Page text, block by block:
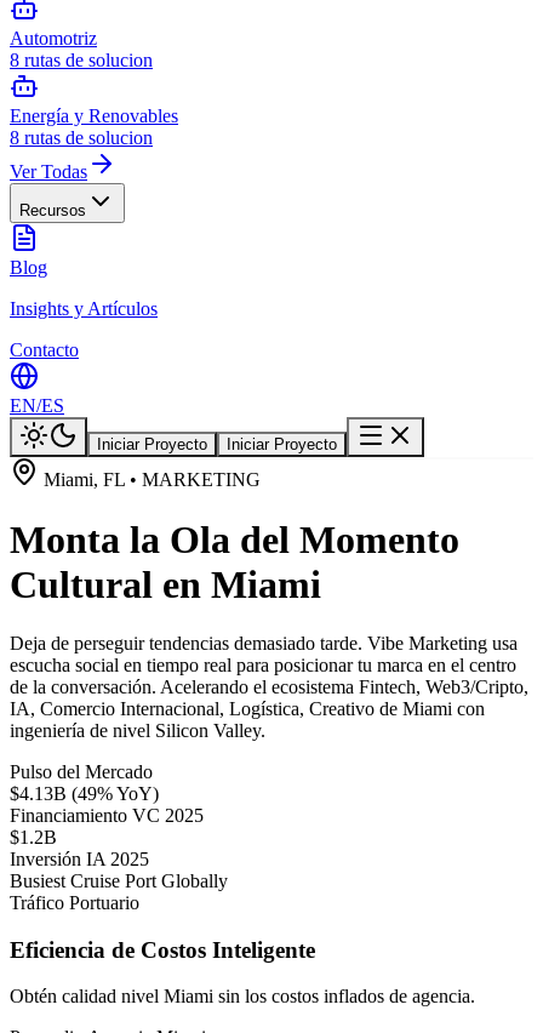
Automotriz
8 rutas de solucion
Energía y Renovables
8 rutas de solucion
Ver Todas
Recursos
Blog
Insights y Artículos
Contacto
EN/ES
Iniciar Proyecto Iniciar Proyecto
Miami, FL • MARKETING
Monta la Ola del Momento
Cultural en Miami
Deja de perseguir tendencias demasiado tarde. Vibe Marketing usa
escucha social en tiempo real para posicionar tu marca en el centro
de la conversación. Acelerando el ecosistema Fintech, Web3/Cripto,
IA, Comercio Internacional, Logística, Creativo de Miami con
ingeniería de nivel Silicon Valley.
Pulso del Mercado
$4.13B (49% YoY)
Financiamiento VC 2025
$1.2B
Inversión IA 2025
Busiest Cruise Port Globally
Tráfico Portuario
Eficiencia de Costos Inteligente
Obtén calidad nivel Miami sin los costos inflados de agencia.